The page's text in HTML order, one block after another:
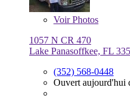
VoirPhotos
1057 N CR 470
Lake Panasoffkee, FL
(352) 568-0448
Ouvert aujourd'hui